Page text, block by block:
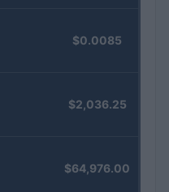
$0.0085
$2,036.25
$64,976.00